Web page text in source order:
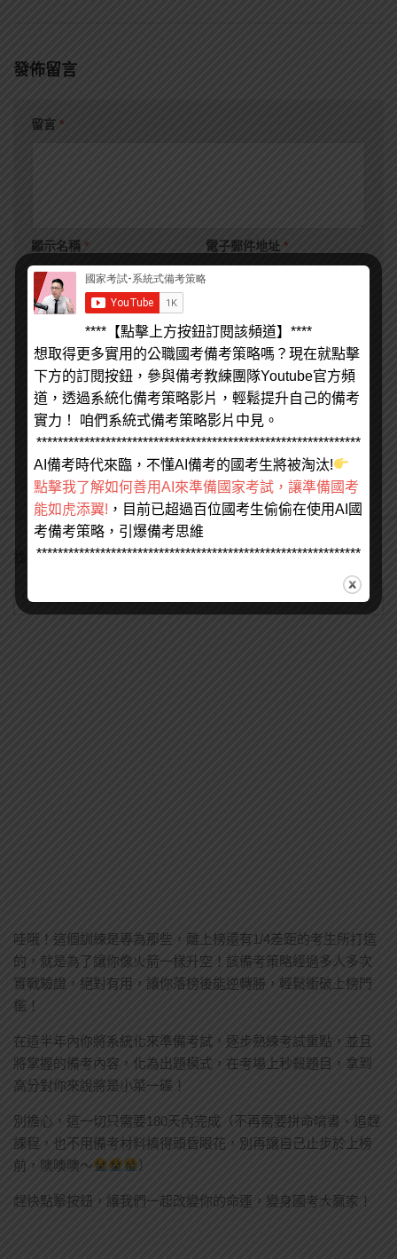
發佈留言
留言 *
顯示名稱 * 電子郵件地址 *
個人網站網址
在瀏覽器中儲存顯示名稱、電子郵件地址及個人網站網址，以
供下次發佈留言時使用。
找不到您要的請打上關鍵字來搜尋
哇哦！這個訓練是專為那些，離上榜還有1/4差距的考生所打造
的，就是為了讓你像火箭一樣升空！該備考策略經過多人多次
實戰驗證，絕對有用，讓你落榜後能逆轉勝，輕鬆衝破上榜門
檻！
在這半年內你將系統化來準備考試，逐步熟練考試重點，並且
將掌握的備考內容，化為出題模式，在考場上秒殺題目，拿到
高分對你來說將是小菜一碟！
別擔心，這一切只需要180天內完成（不再需要拼命啃書、追趕
課程，也不用備考材料搞得頭昏眼花，別再讓自己止步於上榜
前，噢噢噢～
）
趕快點擊按鈕，讓我們一起改變你的命運，變身國考大贏家！
****【點擊上方按鈕訂閱該頻道】****
想取得更多實用的公職國考備考策略嗎？現在就點擊
下方的訂閱按鈕，參與備考教練團隊Youtube官方頻
道，透過系統化備考策略影片，輕鬆提升自己的備考
實力！ 咱們系統式備考策略影片中見。
*************************************************************
AI備考時代來臨，不懂AI備考的國考生將被淘汰!
點擊我了解如何善用AI來準備國家考試，讓準備國考
能如虎添翼! ，目前已超過百位國考生偷偷在使用AI國
考備考策略，引爆備考思維
*************************************************************